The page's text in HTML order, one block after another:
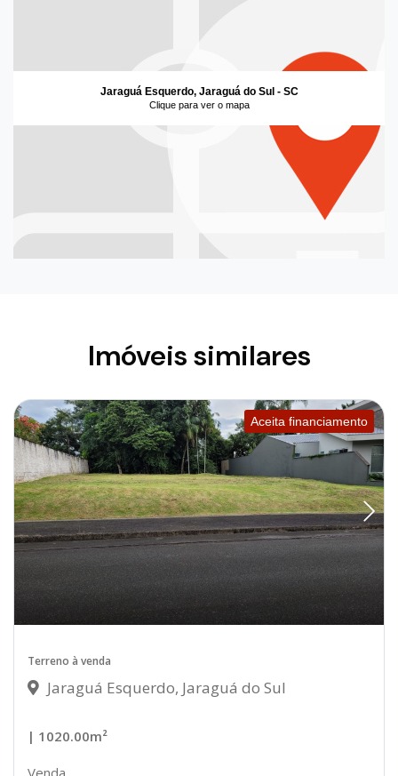
Jaraguá Esquerdo, Jaraguá do Sul - SC
Clique para ver o mapa
Imóveis similares
Aceita financiamento
Terreno à venda
Jaraguá Esquerdo, Jaraguá do Sul
| 1020.00m²